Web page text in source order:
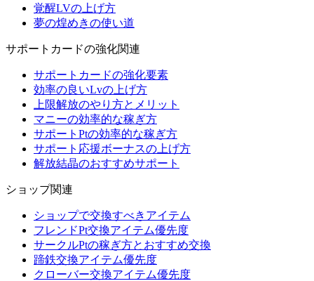
覚醒LVの上げ方
夢の煌めきの使い道
サポートカードの強化関連
サポートカードの強化要素
効率の良いLvの上げ方
上限解放のやり方とメリット
マニーの効率的な稼ぎ方
サポートPtの効率的な稼ぎ方
サポート応援ボーナスの上げ方
解放結晶のおすすめサポート
ショップ関連
ショップで交換すべきアイテム
フレンドPt交換アイテム優先度
サークルPtの稼ぎ方とおすすめ交換
蹄鉄交換アイテム優先度
クローバー交換アイテム優先度